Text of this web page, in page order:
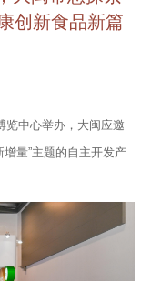
创新食品新篇
览中心举办，大闽应邀
量”主题的自主开发产